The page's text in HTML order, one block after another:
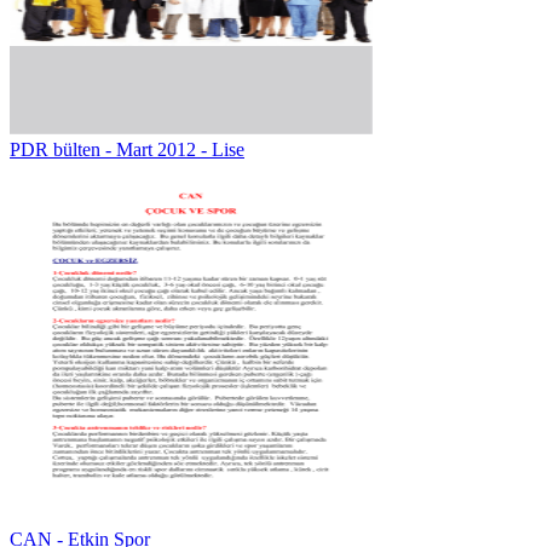
PDR bülten - Mart 2012 - Lise
CAN - Etkin Spor